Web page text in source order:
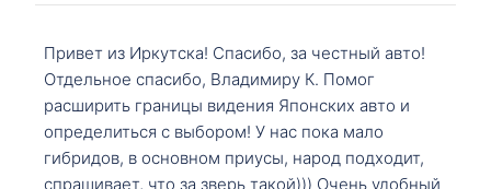
Привет из Иркутска! Спасибо, за честный авто!
Отдельное спасибо, Владимиру К. Помог
расширить границы видения Японских авто и
определиться с выбором! У нас пока мало
гибридов, в основном приусы, народ подходит,
спрашивает, что за зверь такой))) Очень удобный